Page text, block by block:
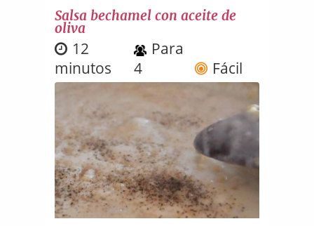
Salsa bechamel con aceite de
oliva
12
minutos
Para
4
Fácil